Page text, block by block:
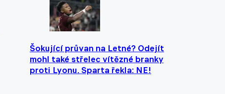
Šokující průvan na Letné? Odejít
mohl také střelec vítězné branky
proti Lyonu. Sparta řekla: NE!